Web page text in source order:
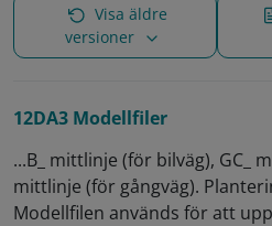
Visa äldre
versioner
12DA3 Modellfiler
...B_ mittlinje (för bilväg), GC_
mittlinje (för gångväg).
Modellfilen används för att